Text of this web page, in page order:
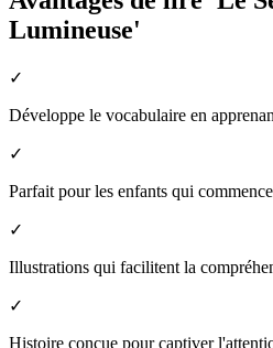
Lumineuse'
✓
Développe le vocabulaire en
✓
Parfait pour les enfants qui
✓
Illustrations qui facilitent la
✓
Histoire conçue pour captiver